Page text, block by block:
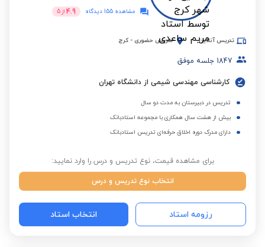
مشاهده 155 دیدگاه
4.9 از 5
تدریس آنلاین تدریس حضوری - کرج
1847 جلسه موفق
کارشناسی مهندسی شیمی از دانشگاه تهران
تدریس در دبیرستان به مدت دو سال
بیش از هشت سال همکاری با مجموعه استادبانک
دارای مدرک دوره اخلاق حرفه‌ای تدریس استادبانک
برای مشاهده قیمت، نوع تدریس و درس را وارد نمایید:
انتخاب نوع تدریس و درس
رزومه استاد انتخاب استاد